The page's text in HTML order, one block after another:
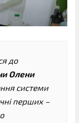
до
Олени
системи
перших –